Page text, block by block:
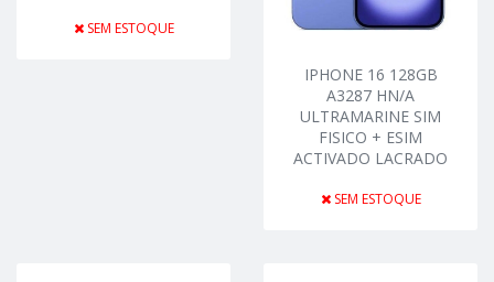
SEM ESTOQUE
IPHONE 16 128GB
A3287 HN/A
ULTRAMARINE SIM
FISICO + ESIM
ACTIVADO LACRADO
SEM ESTOQUE